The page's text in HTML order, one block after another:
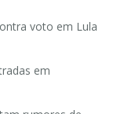
voto em Lula
em